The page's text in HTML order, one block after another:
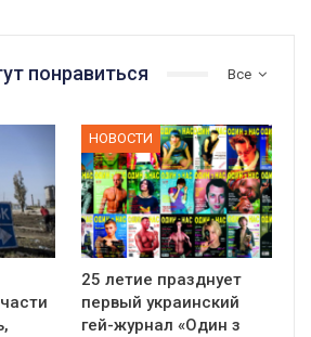
Все
понравиться
НОВОСТИ
25 летие празднует
первый украинский
гей-журнал «Один з